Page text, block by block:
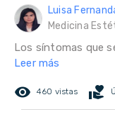
Luisa
Medicina
Los síntomas que
Leer más
remove_red_eye 460 vistas volunteer_activism